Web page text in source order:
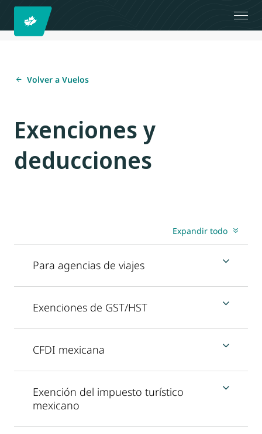
Volver a Vuelos
Exenciones y
deducciones
Expandir todo
Para agencias de viajes
Exenciones de GST/HST
CFDI mexicana
Exención del impuesto turístico
mexicano